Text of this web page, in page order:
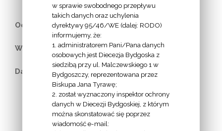
Odpust: 6 sierpnia, 8 września
Wieczysta Adoracja:14 maja, 14 grudnia
Data erygowania parafii:XII-XIII w.
w sprawie swobodnego przepływu
takich danych oraz uchylenia
dyrektywy 95/46/WE (dalej: RODO)
informujemy, że:
1. administratorem Pani/Pana danych
osobowych jest Diecezja Bydgoska z
siedzibą przy ul. Malczewskiego 1 w
Bydgoszczy, reprezentowana przez
Biskupa Jana Tyrawę;
2. został wyznaczony inspektor ochrony
danych w Diecezji Bydgoskiej, z którym
można skonstatować się poprzez
wiadomość e-mail: